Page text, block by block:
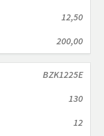
12,50
200,00
BZK1225E
130
12